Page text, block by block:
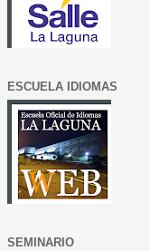
ESCUELA IDIOMAS
SEMINARIO